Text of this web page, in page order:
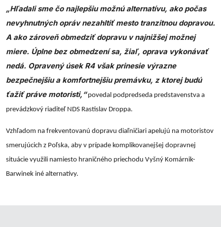
„Hľadali sme čo najlepšiu možnú alternatívu, ako počas
nevyhnutných opráv nezahltiť mesto tranzitnou dopravou.
A ako zároveň obmedziť dopravu v najnižšej možnej
miere. Úplne bez obmedzení sa, žiaľ, oprava vykonávať
nedá. Opravený úsek R4 však prinesie výrazne
bezpečnejšiu a komfortnejšiu premávku, z ktorej budú
ťažiť práve motoristi,“povedal podpredseda predstavenstva a
prevádzkový riaditeľ NDS Rastislav Droppa.
Vzhľadom na frekventovanú dopravu diaľničiari apelujú na motoristov
smerujúcich z Poľska, aby v prípade komplikovanejšej dopravnej
situácie využili namiesto hraničného priechodu Vyšný Komárnik-
Barwinek iné alternatívy.